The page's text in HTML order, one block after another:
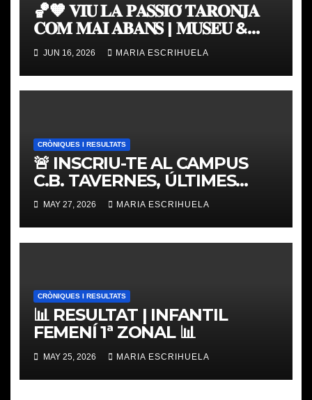
🏀🧡 𝐕𝐈𝐔 𝐋𝐀 𝐏𝐀𝐒𝐒𝐈𝐎́ 𝐓𝐀𝐑𝐎𝐍𝐉𝐀
𝐂𝐎𝐌 𝐌𝐀𝐈 𝐀𝐁𝐀𝐍𝐒 | 𝐌𝐔𝐒𝐄𝐔 &
𝐓𝐎𝐔𝐑 𝐕𝐀𝐋𝐄𝐍𝐂𝐈𝐀 𝐁𝐀𝐒𝐊𝐄𝐓
JUN 16, 2026 MARIA ESCRIHUELA
CRÒNIQUES I RESULTATS
🚨 INSCRIU-TE AL CAMPUS
C.B. TAVERNES, ÚLTIMES
PLACES
MAY 27, 2026 MARIA ESCRIHUELA
CRÒNIQUES I RESULTATS
📊 RESULTAT | INFANTIL
FEMENÍ 1ª ZONAL 📊
MAY 25, 2026 MARIA ESCRIHUELA